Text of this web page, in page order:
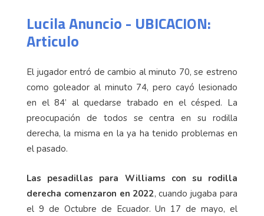
Lucila Anuncio - UBICACION:
Articulo
El jugador entró de cambio al minuto 70, se estreno
como goleador al minuto 74, pero cayó lesionado
en el 84’ al quedarse trabado en el césped. La
preocupación de todos se centra en su rodilla
derecha, la misma en la ya ha tenido problemas en
el pasado.
Las pesadillas para Williams con su rodilla
derecha comenzaron en 2022, cuando jugaba para
el 9 de Octubre de Ecuador. Un 17 de mayo, el